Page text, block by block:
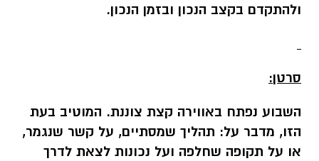
ולהתקדם בקצב הנכון ובזמן הנכון.
סרטן:
השבוע נפתח באווירה קצת צוננת. המוטיב בעת
הזו, מדבר על: תהליך שמסתיים, על קשר שנגמר,
או על תקופה שחלפה ועל נכונות לצאת לדרך